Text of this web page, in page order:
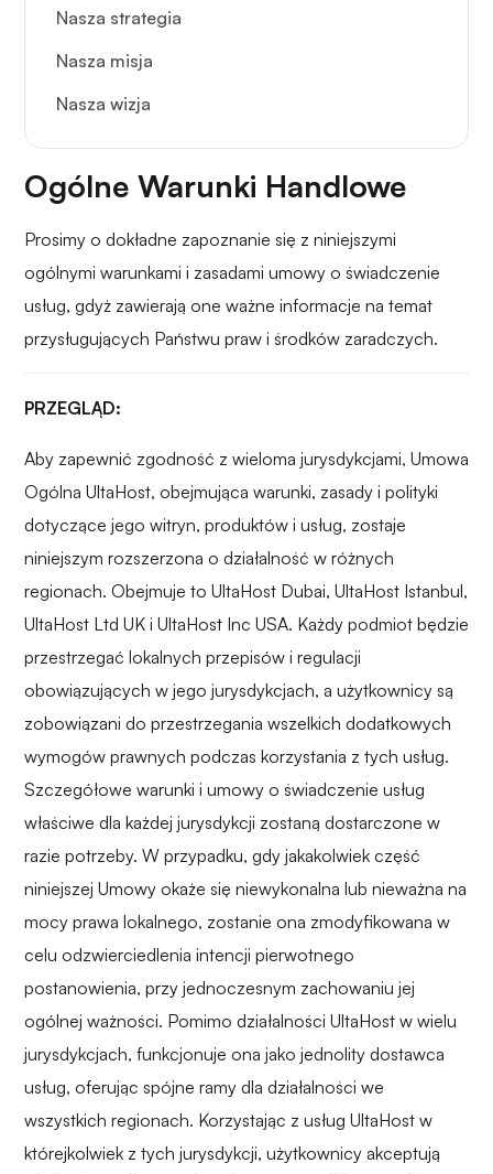
Nasza strategia
Nasza misja
Nasza wizja
Ogólne Warunki Handlowe
Prosimy o dokładne zapoznanie się z niniejszymi
ogólnymi warunkami i zasadami umowy o świadczenie
usług, gdyż zawierają one ważne informacje na temat
przysługujących Państwu praw i środków zaradczych.
PRZEGLĄD:
Aby zapewnić zgodność z wieloma jurysdykcjami, Umowa
Ogólna UltaHost, obejmująca warunki, zasady i polityki
dotyczące jego witryn, produktów i usług, zostaje
niniejszym rozszerzona o działalność w różnych
regionach. Obejmuje to UltaHost Dubai, UltaHost Istanbul,
UltaHost Ltd UK i UltaHost Inc USA. Każdy podmiot będzie
przestrzegać lokalnych przepisów i regulacji
obowiązujących w jego jurysdykcjach, a użytkownicy są
zobowiązani do przestrzegania wszelkich dodatkowych
wymogów prawnych podczas korzystania z tych usług.
Szczegółowe warunki i umowy o świadczenie usług
właściwe dla każdej jurysdykcji zostaną dostarczone w
razie potrzeby. W przypadku, gdy jakakolwiek część
niniejszej Umowy okaże się niewykonalna lub nieważna na
mocy prawa lokalnego, zostanie ona zmodyfikowana w
celu odzwierciedlenia intencji pierwotnego
postanowienia, przy jednoczesnym zachowaniu jej
ogólnej ważności. Pomimo działalności UltaHost w wielu
jurysdykcjach, funkcjonuje ona jako jednolity dostawca
usług, oferując spójne ramy dla działalności we
wszystkich regionach. Korzystając z usług UltaHost w
którejkolwiek z tych jurysdykcji, użytkownicy akceptują